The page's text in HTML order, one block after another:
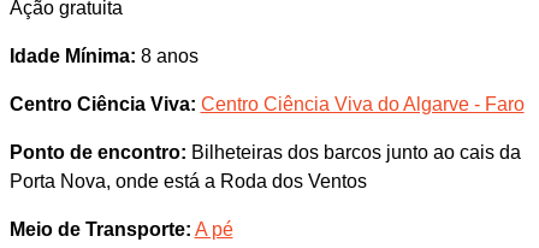
Ação gratuita
Idade Mínima: 8 anos
Centro Ciência Viva: Centro Ciência Viva do Algarve - Faro
Ponto de encontro: Bilheteiras dos barcos junto ao cais da
Porta Nova, onde está a Roda dos Ventos
Meio de Transporte: A pé